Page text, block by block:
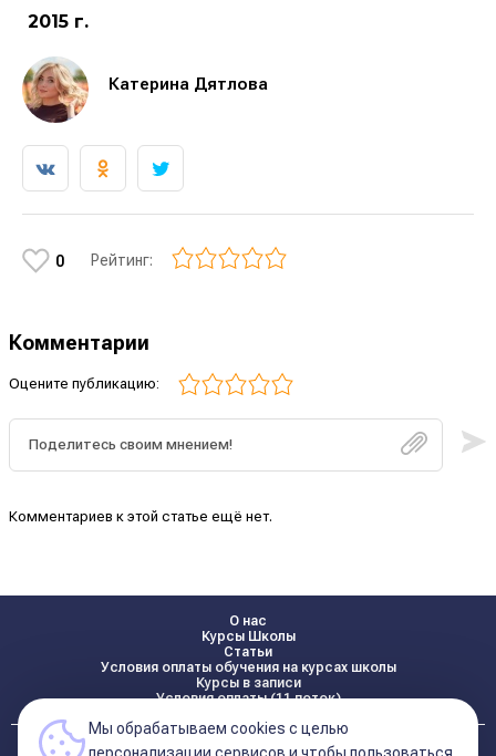
2015 г.
Катерина Дятлова
0 Рейтинг:
Комментарии
Оцените публикацию:
Комментариев к этой статье ещё нет.
О нас
Курсы Школы
Статьи
Условия оплаты обучения на курсах школы
Курсы в записи
Условия оплаты (11 поток)
Реквизиты
Мы обрабатываем cookies с целью